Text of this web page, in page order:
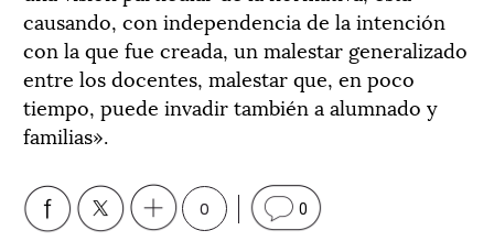
causando, con independencia de la intención
con la que fue creada, un malestar generalizado
entre los docentes, malestar que, en poco
tiempo, puede invadir también a alumnado y
familias».
0 0